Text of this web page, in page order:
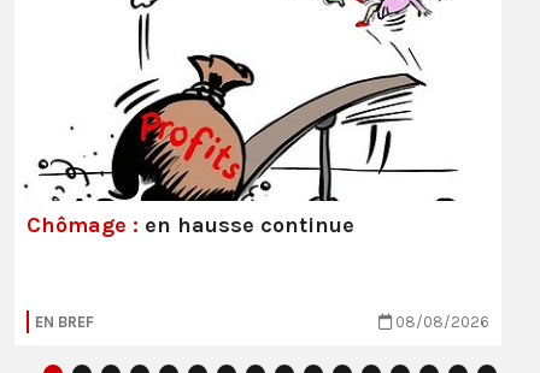
Chômage : en hausse continue
EN BREF 08/08/2026